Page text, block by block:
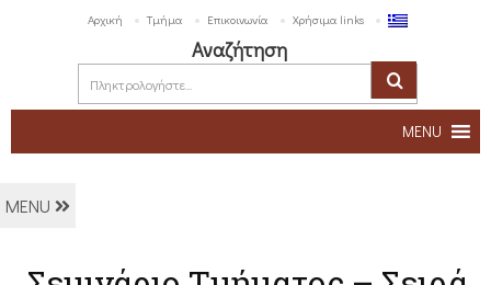
Αρχική Τμήμα Επικοινωνία Χρήσιμα links
Αναζήτηση
MENU
MENU